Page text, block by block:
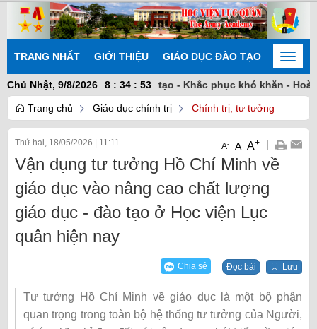
TRANG NHẤT GIỚI THIỆU GIÁO DỤC ĐÀO TẠO
Toggle
Chủ Nhật, 9/8/2026
8 : 34 : 54
trí - Chủ động sáng tạo - Khắc phục khó khăn - Hoàn thành
Trang chủ Giáo dục chính trị Chính trị, tư tưởng
Thứ hai, 18/05/2026 11:11 A- A A+ |
Vận dụng tư tưởng Hồ Chí Minh về
giáo dục vào nâng cao chất lượng
giáo dục - đào tạo ở Học viện Lục
quân hiện nay
Chia sẻ Đọc bài Lưu
Tư tưởng Hồ Chí Minh về giáo dục là một bộ phận
quan trọng trong toàn bộ hệ thống tư tưởng của Người,